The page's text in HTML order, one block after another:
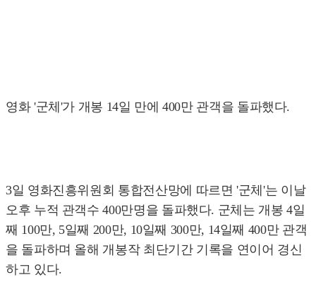
영화 '군체'가 개봉 14일 만에 400만 관객을 돌파했다.
3일 영화진흥위원회 통합전산망에 따르면 '군체'는 이날
오후 누적 관객수 400만명을 돌파했다. 군체는 개봉 4일
째 100만, 5일째 200만, 10일째 300만, 14일째 400만 관객
을 돌파하며 올해 개봉작 최단기간 기록을 연이어 경신
하고 있다.